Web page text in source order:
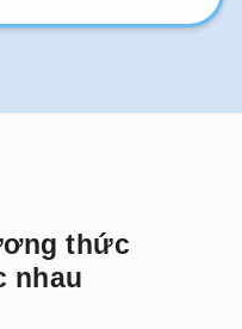
thức
nhau